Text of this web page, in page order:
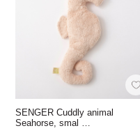
SENGER Cuddly animal
Seahorse, smal …